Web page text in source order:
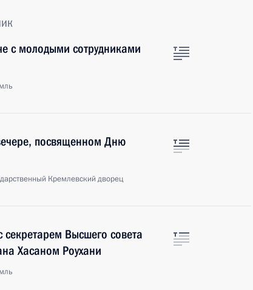
с молодыми сотрудниками
посвященном Дню
Кремлевский дворец
секретарем Высшего совета
Хасаном Роухани